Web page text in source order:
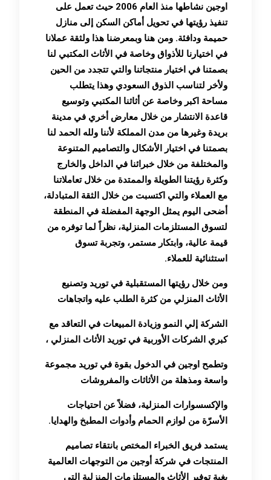
اوجين نشاطها منذ العام 2006 حيث تعمل على
تنفيذ رؤيتها في تحويل أماكن السكن إلى منازل
حميمة ودافئة. ومن هنا وبمعرضنا هذا ولثقة عملانا
في اختيارنا للأذواق وخاصة في الأثاث المكتبي لنا
بصمتنا في اختيار منتجاتنا والتي تتجدد من الحين
ولأخر لتناسب الذوق السعودي وهذا يتطلب
مساحة اكبر وخاصة عن أثاثنا المكتبي وتوسيع
قاعدة الانتشار من خلال معارض أخري في مدينة
بريدة وغيرها من مدن المملكة لأننا ولله الحمد لنا
بصمتنا في اختيار الأشكال والتصاميم المتنوعة
والمختلفة من خلال خبرائنا في الداخل والخارج
وكثرة رؤيتنا الطويلة والممتدة من خلال تعاملاتنا
مع العملاء والتي اكتسبت من خلال الثقة المتبادلة،
أضحى اليوم يمثل الوجهة المفضلة في المنطقة
لتسوق المستلزمات المنزلية، نظراً لما توفره من
قيمة عالية، وابتكار مستمر، وتجربة تسوق
استثنائية للعملاء.
ومن خلال رؤيتها المستقبلية في توريد وتصنيع
الأثاث المنزلي من كثرة الطلب عليه واتجاهات
الشركة إلي النمو وزيادة المبيعات في التعاقد مع
كبري الشركات الأوربية في توريد الأثاث المنزلي ،
وتطمح اوجين في الدخول بقوة في توريد مجموعة
واسعة ومذهلة من الأثاثات والمفروشات
والإكسسوارات المنزلية، فضلاً عن احتياجات
الأسرّة من لوازم الحمام وأدوات المطبخ والهدايا.
يستمد فريق الخبراء المختص بانتقاء تصاميم
المنتجات في شركة أوجين من التوجهات العالمية
بغية توفير الأثاث والمستلزمات المنزلية التي